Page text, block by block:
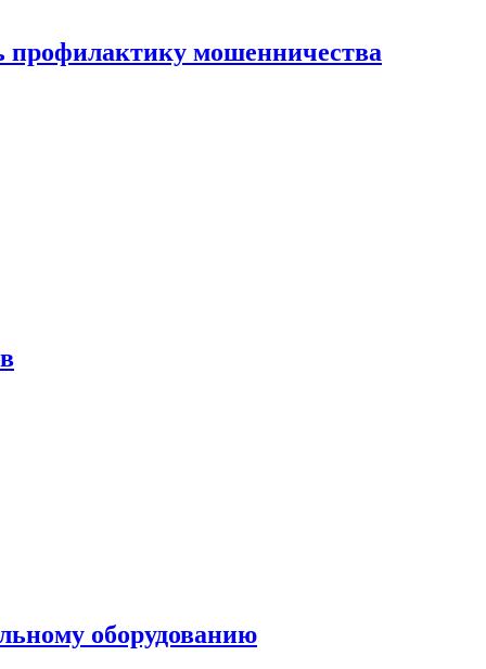
профилактику мошенничества
оборудованию